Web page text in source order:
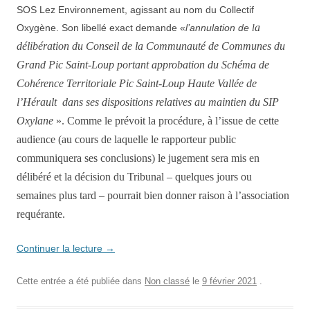
SOS Lez Environnement, agissant au nom du Collectif
Oxygène. Son libellé exact demande «l’annulation de la
délibération du Conseil de la Communauté de Communes du
Grand Pic Saint-Loup portant approbation du Schéma de
Cohérence Territoriale Pic Saint-Loup Haute Vallée de
l’Hérault dans ses dispositions relatives au maintien du SIP
Oxylane ». Comme le prévoit la procédure, à l’issue de cette
audience (au cours de laquelle le rapporteur public
communiquera ses conclusions) le jugement sera mis en
délibéré et la décision du Tribunal – quelques jours ou
semaines plus tard – pourrait bien donner raison à l’association
requérante.
Continuer la lecture →
Cette entrée a été publiée dans Non classé le 9 février 2021 .